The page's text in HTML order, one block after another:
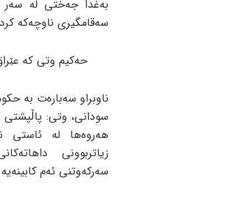
بەغدا جەختی لە سەر
سەقامگیری ناوچەکە
حەکیم وتی کە
ناوبراو سەبارەت بە
سودانی، وتی:
هەروەها لە ئاستی
زیاتربوونی
سەرکەوتنی ئەم